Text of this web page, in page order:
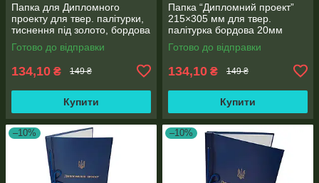
Папка для Дипломного
проекту для твер. палітурки,
тиснення під золото, бордова
215×305 мм (20мм) (1 шт)
Готово до відправки
134,10 ₴ 149 ₴
Купити
Папка “Дипломний проект”
215×305 мм для твер.
палітурка бордова 20мм
корінець (1 шт)
Готово до відправки
134,10 ₴ 149 ₴
Купити
–10% –10%